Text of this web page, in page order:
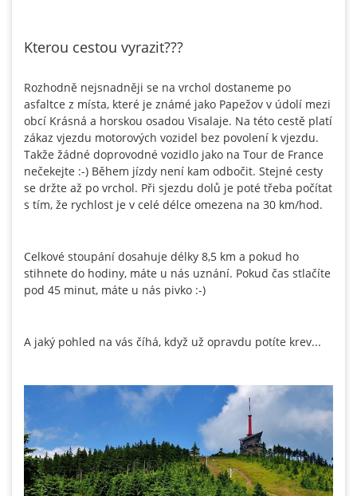
Kterou cestou vyrazit???
Rozhodně nejsnadněji se na vrchol dostaneme po
asfaltce z místa, které je známé jako Papežov v údolí mezi
obcí Krásná a horskou osadou Visalaje. Na této cestě platí
zákaz vjezdu motorových vozidel bez povolení k vjezdu.
Takže žádné doprovodné vozidlo jako na Tour de France
nečekejte :-) Během jízdy není kam odbočit. Stejné cesty
se držte až po vrchol. Při sjezdu dolů je poté třeba počítat
s tím, že rychlost je v celé délce omezena na 30 km/hod.
Celkové stoupání dosahuje délky 8,5 km a pokud ho
stihnete do hodiny, máte u nás uznání. Pokud čas stlačíte
pod 45 minut, máte u nás pivko :-)
A jaký pohled na vás číhá, když už opravdu potíte krev...